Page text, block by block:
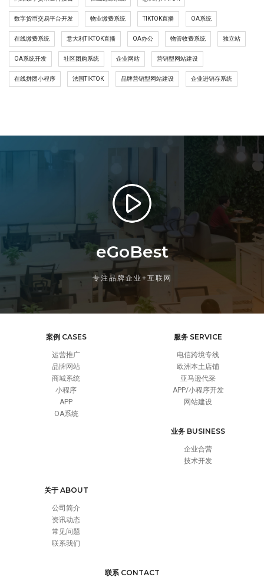
数字货币交易平台开发 物业缴费系统 TIKTOK直播 OA系统
在线缴费系统 意大利TIKTOK直播 OA办公 物管收费系统 独立站
OA系统开发 社区团购系统 企业网站 营销型网站建设
在线拼团小程序 法国TIKTOK 品牌营销型网站建设 企业进销存系统
eGoBest
专注品牌企业+互联网
案例 CASES
运营推广
品牌网站
商城系统
小程序
APP
OA系统
服务 SERVICE
电信跨境专线
欧洲本土店铺
亚马逊代采
APP/小程序开发
网站建设
业务 BUSINESS
企业合营
技术开发
关于 ABOUT
公司简介
资讯动态
常见问题
联系我们
联系 CONTACT